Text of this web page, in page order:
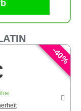
-
40
%